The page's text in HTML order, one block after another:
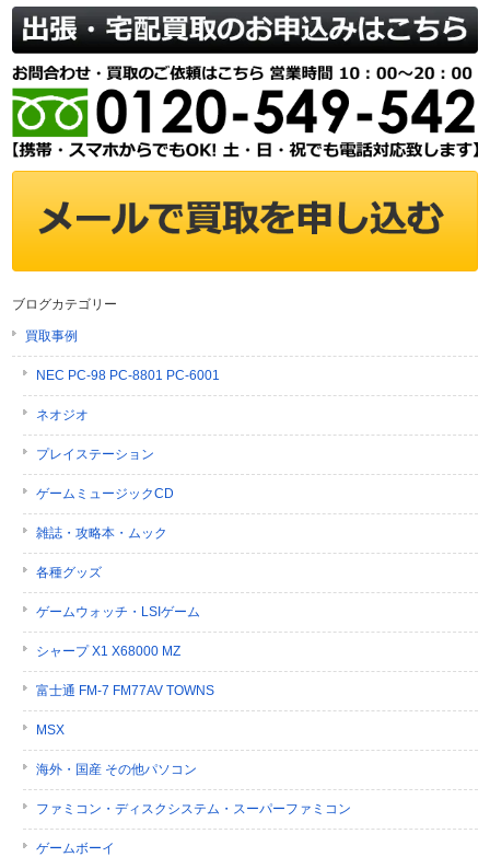
ブログカテゴリー
買取事例
NEC PC-98 PC-8801 PC-6001
ネオジオ
プレイステーション
ゲームミュージックCD
雑誌・攻略本・ムック
各種グッズ
ゲームウォッチ・LSIゲーム
シャープ X1 X68000 MZ
富士通 FM-7 FM77AV TOWNS
MSX
海外・国産 その他パソコン
ファミコン・ディスクシステム・スーパーファミコン
ゲームボーイ